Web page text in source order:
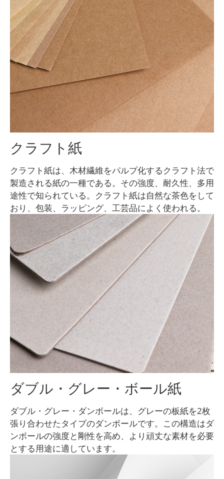
クラフト紙
クラフト紙は、木材繊維をパルプ化するクラフト法で
製造される紙の一種である。その強度、耐久性、多用
途性で知られている。クラフト紙は自然な茶色をして
おり、包装、ラッピング、工芸品によく使われる。
ダブル・グレー・ボール紙
ダブル・グレー・ダンボールは、グレーの板紙を2枚
張り合わせたタイプのダンボールです。この構造はダ
ンボールの強度と剛性を高め、より頑丈な素材を必要
とする用途に適しています。